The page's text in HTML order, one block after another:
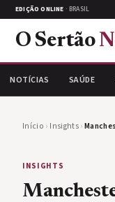
EDIÇÃO ONLINE · BRASIL
O Sertão
NOTÍCIAS SAÚDE
Início › Insights›
INSIGHTS